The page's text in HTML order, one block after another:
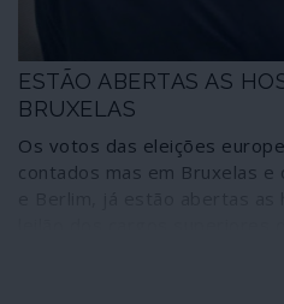
ESTÃO ABERTAS AS
BRUXELAS
Os votos das eleições
contados mas em Bruxelas